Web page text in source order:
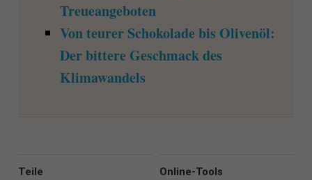
Treueangeboten
Von teurer Schokolade bis Olivenöl:
Der bittere Geschmack des
Klimawandels
Online-Tools
Teile